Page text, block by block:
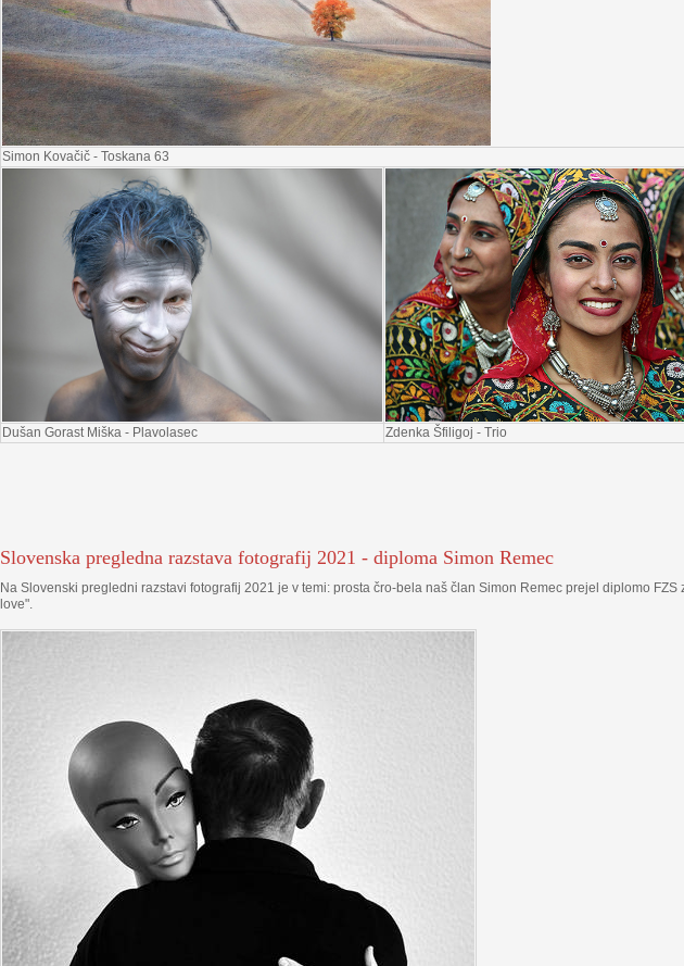
Simon Kovačič - Toskana 63
Dušan Gorast Miška - Plavolasec Zdenka Šfiligoj - Trio
Slovenska pregledna razstava fotografij 2021 - diploma Simon Remec
Na Slovenski pregledni razstavi fotografij 2021 je v temi: prosta čro-bela naš član Simon Remec prejel diplomo FZS
love".